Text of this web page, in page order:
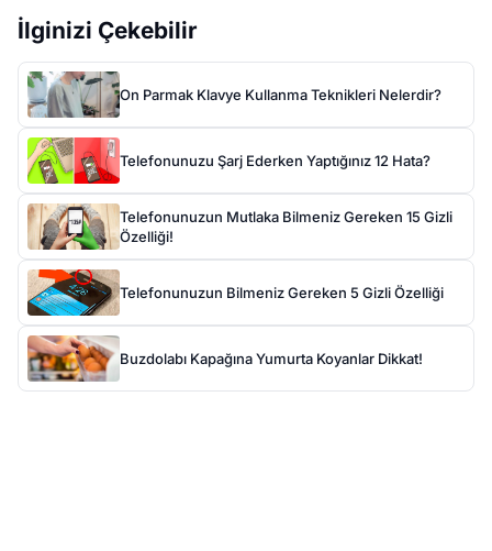
İlginizi Çekebilir
On Parmak Klavye Kullanma Teknikleri Nelerdir?
Telefonunuzu Şarj Ederken Yaptığınız 12 Hata?
Telefonunuzun Mutlaka Bilmeniz Gereken 15 Gizli
Özelliği!
Telefonunuzun Bilmeniz Gereken 5 Gizli Özelliği
Buzdolabı Kapağına Yumurta Koyanlar Dikkat!